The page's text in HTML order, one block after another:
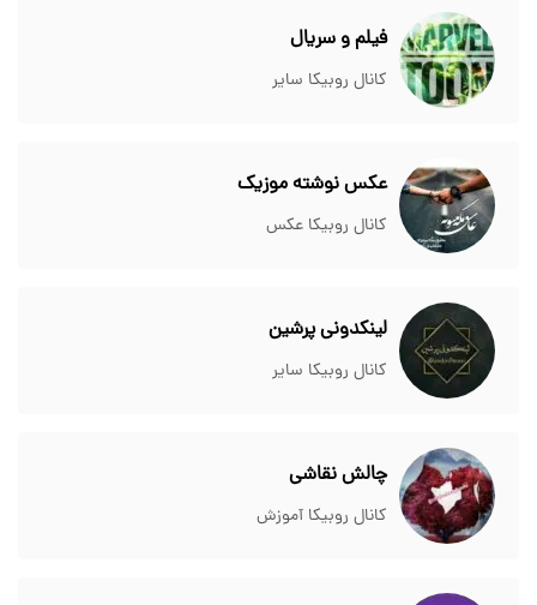
فیلم و سریال
کانال روبیکا سایر
عکس نوشته موزیک
کانال روبیکا عکس
لینکدونی پرشین
کانال روبیکا سایر
چالش نقاشی
کانال روبیکا آموزش